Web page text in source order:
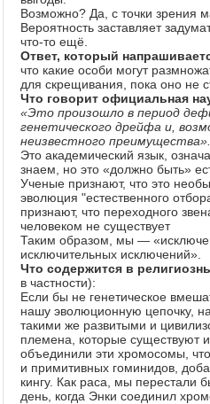
Возможно? Да, с точки зрения
Вероятность заставляет
что-то ещё.
Ответ, который
что какие особи могут
для скрещивания, пока оно не
Что говорит официальная
«Это произошло в период
генетического дрейфа и,
неизвестного преимущества».
Это академический язык,
знаем, но это «должно быть»
Ученые признают, что это
эволюция "естественного
признают, что переходного
человеком не существует
Таким образом, мы —
исключительных исключений».
Что содержится в
в частности):
Если бы не генетическое
нашу эволюционную цепочку,
такими же развитыми и
племена, которые существуют
объединили эти хромосомы,
и примитивных гоминидов,
кингу. Как раса, мы перестали
день, когда Энки соединил